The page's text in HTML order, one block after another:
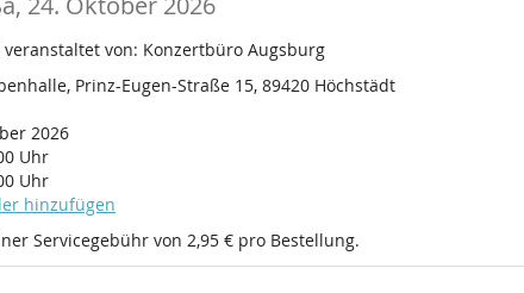
24. Oktober 2026
veranstaltet von: Konzertbüro Augsburg
Prinz-Eugen-Straße 15, 89420 Höchstädt
2026
Uhr
Uhr
hinzufügen
Servicegebühr von 2,95 € pro Bestellung.